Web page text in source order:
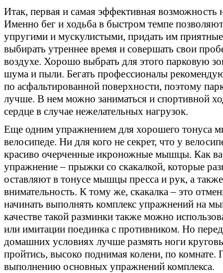
Итак, первая и самая эффективная возможность
Именно бег и ходьба в быстром темпе
упругими и мускулистыми, придать им
выбирать утреннее время и совершать свои
воздухе. Хорошо выбрать для этого парковую
шума и пыли. Бегать профессионалы
по асфальтированной поверхности, поэтому
лучше. В нем можно заниматься и спортивной
сердце в случае нежелательных нагрузок.
Еще одним упражнением для хорошего тонуса
велосипеде. Ни для кого не секрет, что у
красиво очерченные икроножные мышцы. Как
упражнение – прыжки со скакалкой, которые
оставляют в тонусе мышцы пресса и рук, а
внимательность. К тому же, скакалка – это
начинать выполнять комплекс упражнений на
качестве такой разминки также можно
или имитации поединка с противником. Но
домашних условиях лучше размять ноги
пройтись, высоко поднимая колени, по комнате.
выполнению основных упражнений комплекса.